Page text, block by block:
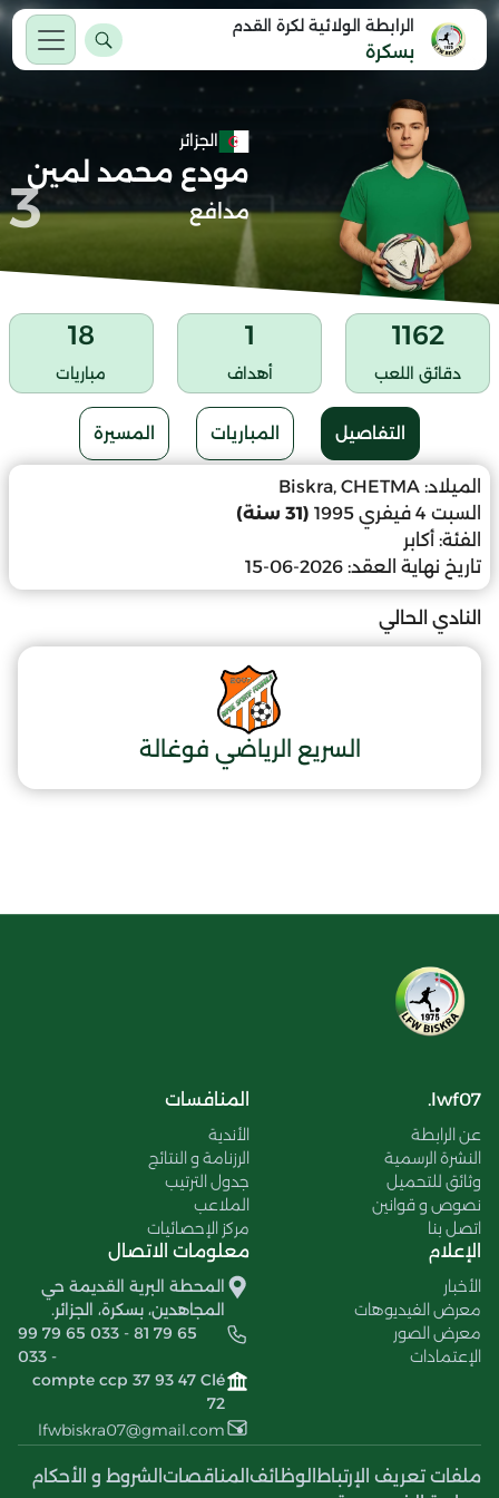
الرابطة الولائية لكرة القدم
بسكرة
الجزائر
مودع محمد لمين
مدافع 3
1162
دقائق اللعب
1
أهداف
18
مباريات
التفاصيل المباريات المسيرة
الميلاد: Biskra, CHETMA
السبت 4 فيفري 1995
(31 سنة)
الفئة: أكابر
تاريخ نهاية العقد: 2026-06-15
النادي الحالي
السريع الرياضي فوغالة
lwf07.
عن الرابطة
النشرة الرسمية
وثائق للتحميل
نصوص و قوانين
اتصل بنا
المنافسات
الأندية
الرزنامة و النتائج
جدول الترتيب
الملاعب
مركز الإحصائيات
الإعلام
الأخبار
معرض الفيديوهات
معرض الصور
الإعتمادات
معلومات الاتصال
المحطة البرية القديمة حي
المجاهدين، بسكرة، الجزائر.
99 79 65 033 - 81 79 65
033 -
compte ccp 37 93 47 Clé
72
lfwbiskra07@gmail.com
ملفات تعريف الإرتباط الوظائف المناقصات الشروط و الأحكام